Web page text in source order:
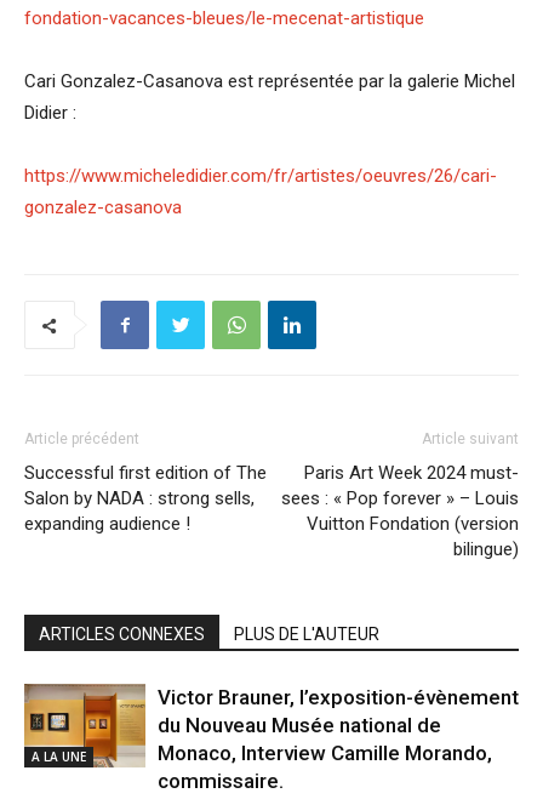
fondation-vacances-bleues/le-mecenat-artistique
Cari Gonzalez-Casanova est représentée par la galerie Michel
Didier :
https://www.micheledidier.com/fr/artistes/oeuvres/26/cari-
gonzalez-casanova
Article précédent
Successful first edition of The
Salon by NADA : strong sells,
expanding audience !
Article suivant
Paris Art Week 2024 must-
sees : « Pop forever » – Louis
Vuitton Fondation (version
bilingue)
ARTICLES CONNEXES PLUS DE L'AUTEUR
A LA UNE
Victor Brauner, l’exposition-évènement
du Nouveau Musée national de
Monaco, Interview Camille Morando,
commissaire.